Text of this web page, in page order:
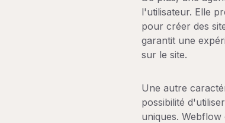
l'utilisateur. Elle
pour créer des
garantit une
sur le site.
Une autre
possibilité
uniques.